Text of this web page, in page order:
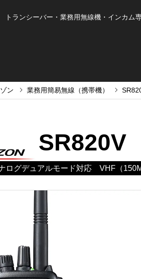
トランシーバー・業務用無線機・インカム
ン 業務用簡易無線（携帯機）
SR820V
ログデュアルモード対応 VHF（